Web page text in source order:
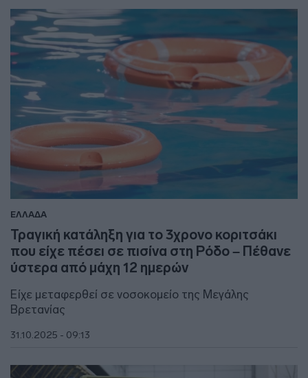
ΕΛΛΑΔΑ
Τραγική κατάληξη για το 3χρονο κοριτσάκι
που είχε πέσει σε πισίνα στη Ρόδο – Πέθανε
ύστερα από μάχη 12 ημερών
Είχε μεταφερθεί σε νοσοκομείο της Μεγάλης
Βρετανίας
31.10.2025 - 09:13